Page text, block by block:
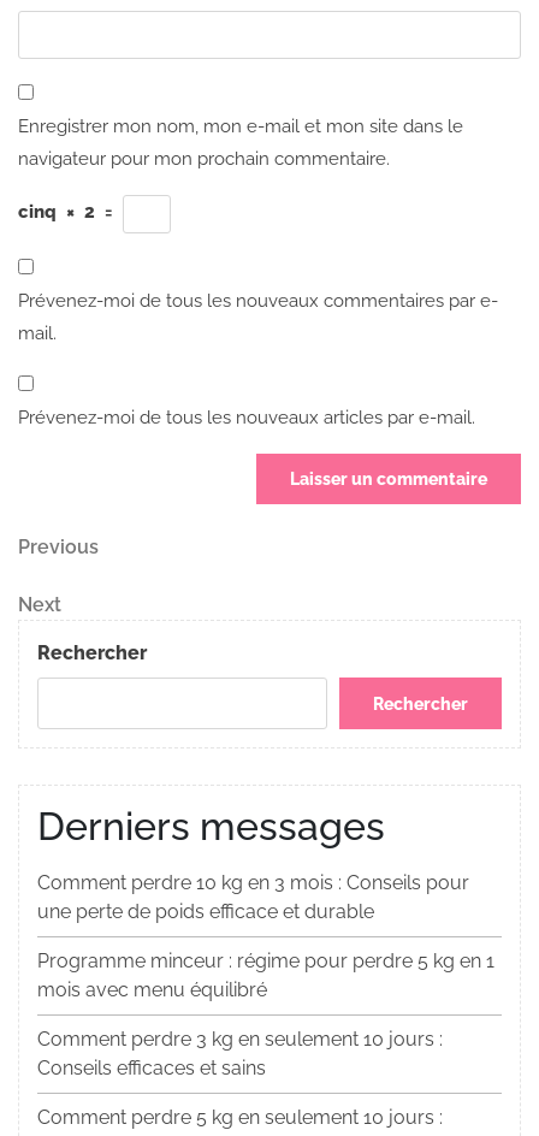
Enregistrer mon nom, mon e-mail et mon site dans le
navigateur pour mon prochain commentaire.
cinq × 2 =
Prévenez-moi de tous les nouveaux commentaires par e-
mail.
Prévenez-moi de tous les nouveaux articles par e-mail.
Navigation
de
l’article
Previous
Previous
Next
Post
Next
Rechercher
Rechercher
Derniers messages
Comment perdre 10 kg en 3 mois : Conseils pour
une perte de poids efficace et durable
Programme minceur : régime pour perdre 5 kg en 1
mois avec menu équilibré
Comment perdre 3 kg en seulement 10 jours :
Conseils efficaces et sains
Comment perdre 5 kg en seulement 10 jours :